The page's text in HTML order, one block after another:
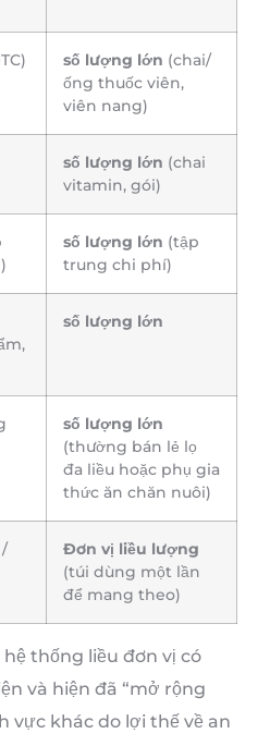
số lượng lớn (chai/
ống thuốc viên,
viên nang)
số lượng lớn (chai
vitamin, gói)
số lượng lớn (tập
trung chi phí)
số lượng lớn
số lượng lớn
(thường bán lẻ lọ
đa liều hoặc phụ gia
thức ăn chăn nuôi)
Đơn vị liều lượng
(túi dùng một lần
để mang theo)
thống liều đơn vị có
và hiện đã “mở rộng
vực khác do lợi thế về an